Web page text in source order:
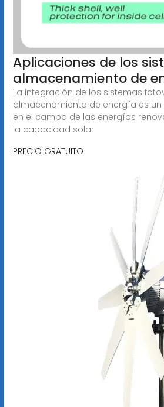
Aplicaciones de los
almacenamiento de
La integración de los sistemas
almacenamiento de energía es
en el campo de las energías
la capacidad solar
PRECIO GRATUITO